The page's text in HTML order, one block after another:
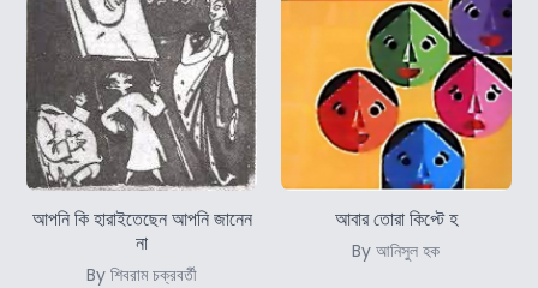
আপনি কি হারাইতেছেন আপনি জানেন
না
By শিবরাম চক্রবর্তী
আবার তোরা কিপ্টে হ
By আনিসুল হক